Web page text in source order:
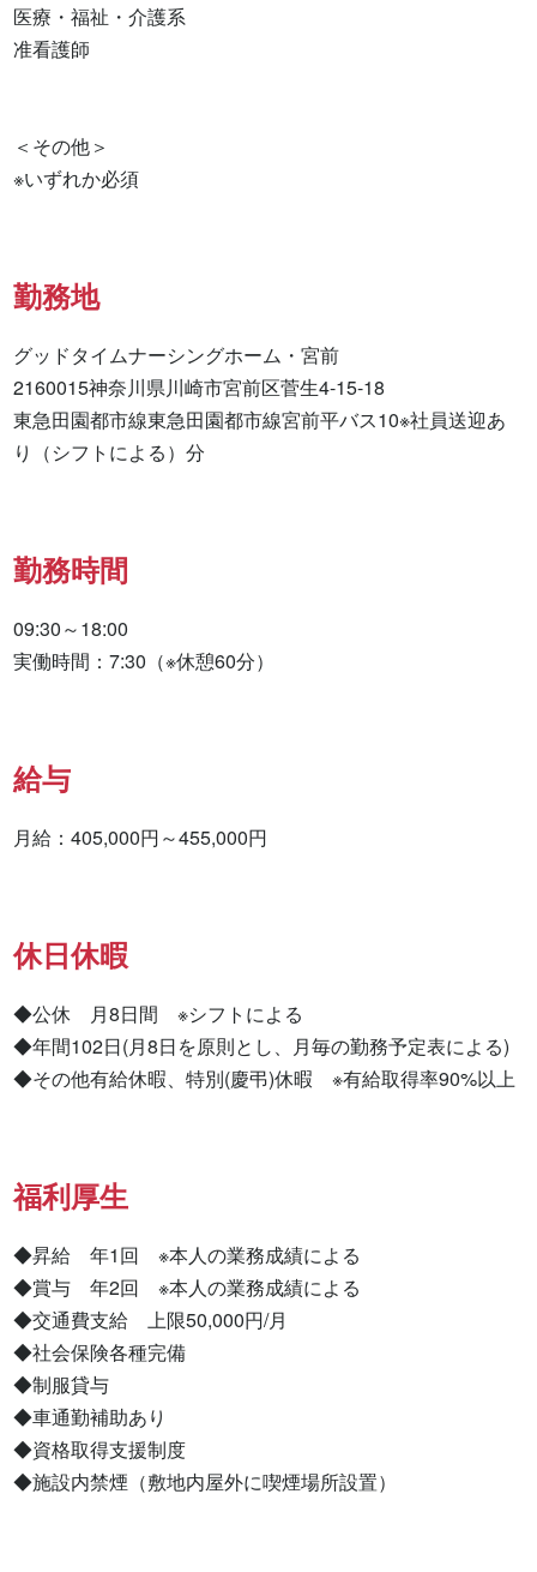
医療・福祉・介護系
准看護師
＜その他＞
※いずれか必須
勤務地
グッドタイムナーシングホーム・宮前
2160015神奈川県川崎市宮前区菅生4-15-18
東急田園都市線東急田園都市線宮前平バス10※社員送迎あ
り（シフトによる）分
勤務時間
09:30～18:00
実働時間：7:30（※休憩60分）
給与
月給：405,000円～455,000円
休日休暇
◆公休　月8日間　※シフトによる
◆年間102日(月8日を原則とし、月毎の勤務予定表による)
◆その他有給休暇、特別(慶弔)休暇　※有給取得率90%以上
福利厚生
◆昇給　年1回　※本人の業務成績による
◆賞与　年2回　※本人の業務成績による
◆交通費支給　上限50,000円/月
◆社会保険各種完備
◆制服貸与
◆車通勤補助あり
◆資格取得支援制度
◆施設内禁煙（敷地内屋外に喫煙場所設置）